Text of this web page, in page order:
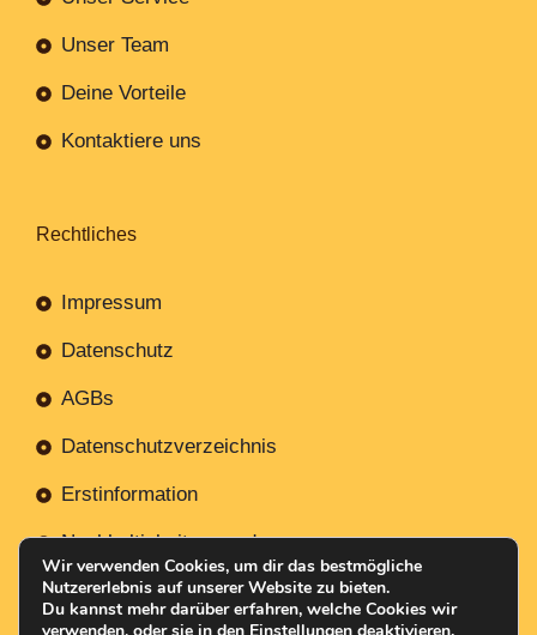
Unser Team
Deine Vorteile
Kontaktiere uns
Rechtliches
Impressum
Datenschutz
AGBs
Datenschutzverzeichnis
Erstinformation
Nachhaltigkeitsverordnung
Wir verwenden Cookies, um dir das bestmögliche
Nutzererlebnis auf unserer Website zu bieten.
Du kannst mehr darüber erfahren, welche Cookies wir